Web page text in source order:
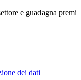
e guadagna premi
dei dati